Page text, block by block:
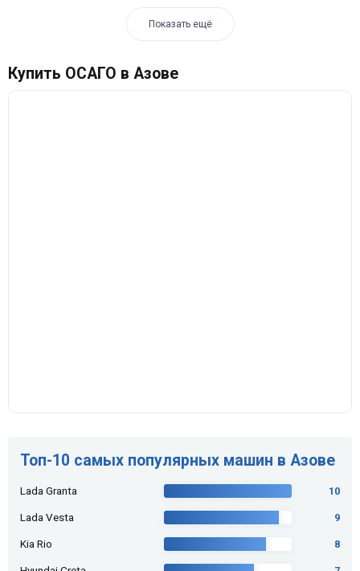
Показать ещё
Купить ОСАГО в Азове
Топ-10 самых популярных машин в Азове
Lada Granta 10
Lada Vesta 9
Kia Rio 8